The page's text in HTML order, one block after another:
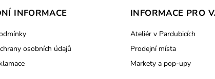
INFORMACE
osobních údajů
INFORMACE PRO
Ateliér v Pardubicích
Prodejní místa
Markety a pop-upy